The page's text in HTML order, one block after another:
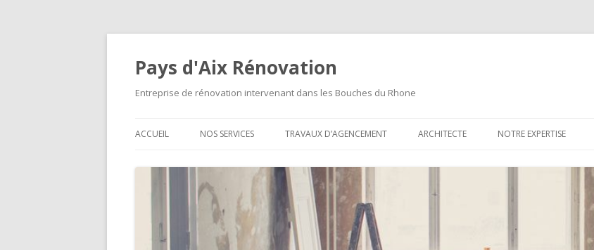
Pays d'Aix Rénovation
Entreprise de rénovation intervenant dans les Bouches du Rhone
ACCUEIL NOS SERVICES TRAVAUX D’AGENCEMENT ARCHITECTE NOTRE EXPERTISE